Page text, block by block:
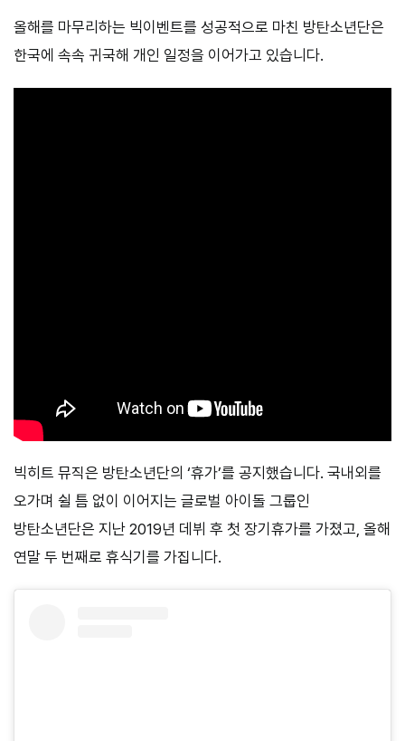
올해를 마무리하는 빅이벤트를 성공적으로 마친 방탄소년단은
한국에 속속 귀국해 개인 일정을 이어가고 있습니다.
빅히트 뮤직은 방탄소년단의 ‘휴가’를 공지했습니다. 국내외를
오가며 쉴 틈 없이 이어지는 글로벌 아이돌 그룹인
방탄소년단은 지난 2019년 데뷔 후 첫 장기휴가를 가졌고, 올해
연말 두 번째로 휴식기를 가집니다.